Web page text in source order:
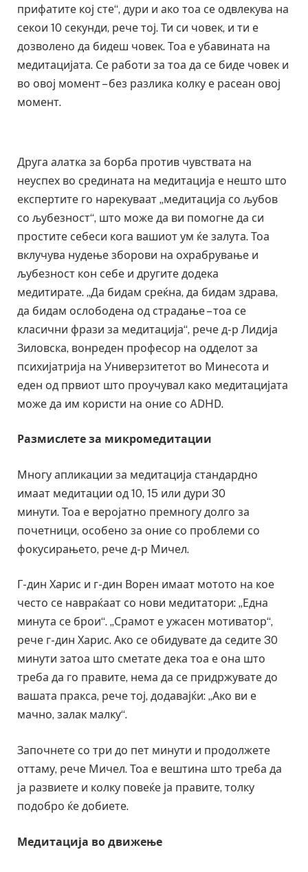
прифатите кој сте“, дури и ако тоа се одвлекува на
секои 10 секунди, рече тој. Ти си човек, и ти е
дозволено да бидеш човек. Тоа е убавината на
медитацијата. Се работи за тоа да се биде човек и
во овој момент – без разлика колку е расеан овој
момент.
Друга алатка за борба против чувствата на
неуспех во средината на медитација е нешто што
експертите го нарекуваат „медитација со љубов
со љубезност“, што може да ви помогне да си
простите себеси кога вашиот ум ќе залута. Тоа
вклучува нудење зборови на охрабрување и
љубезност кон себе и другите додека
медитирате. „Да бидам среќна, да бидам здрава,
да бидам ослободена од страдање – тоа се
класични фрази за медитација“, рече д-р Лидија
Зиловска, вонреден професор на одделот за
психијатрија на Универзитетот во Минесота и
еден од првиот што проучувал како медитацијата
може да им користи на оние со ADHD.
Размислете за микромедитации
Многу апликации за медитација стандардно
имаат медитации од 10, 15 или дури 30
минути. Тоа е веројатно премногу долго за
почетници, особено за оние со проблеми со
фокусирањето, рече д-р Мичел.
Г-дин Харис и г-дин Ворен имаат мотото на кое
често се навраќаат со нови медитатори: „Една
минута се брои“. „Срамот е ужасен мотиватор“,
рече г-дин Харис. Ако се обидувате да седите 30
минути затоа што сметате дека тоа е она што
треба да го правите, нема да се придржувате до
вашата пракса, рече тој, додавајќи: „Ако ви е
мачно, залак малку“.
Започнете со три до пет минути и продолжете
оттаму, рече Мичел. Тоа е вештина што треба да
ја развиете и колку повеќе ја правите, толку
подобро ќе добиете.
Медитација во движење